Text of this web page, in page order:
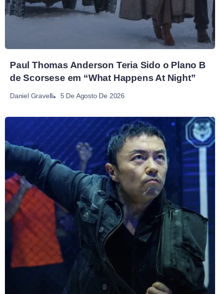
Paul Thomas Anderson Teria Sido o Plano B
de Scorsese em “What Happens At Night”
Daniel Gravelli 5 De Agosto De 2026